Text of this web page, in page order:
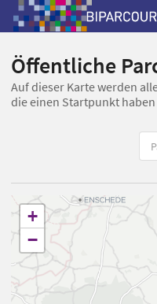
Öffentliche
Auf dieser Karte werden
die einen Startpunkt haben
+
−